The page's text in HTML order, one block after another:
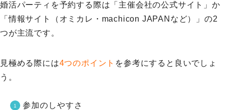
婚活パーティを予約する際は「主催会社の公式サイト」か
「情報サイト（オミカレ・machicon JAPANなど）」の2
つが主流です。
見極める際には4つのポイント を参考にすると良いでしょ
う。
参加のしやすさ